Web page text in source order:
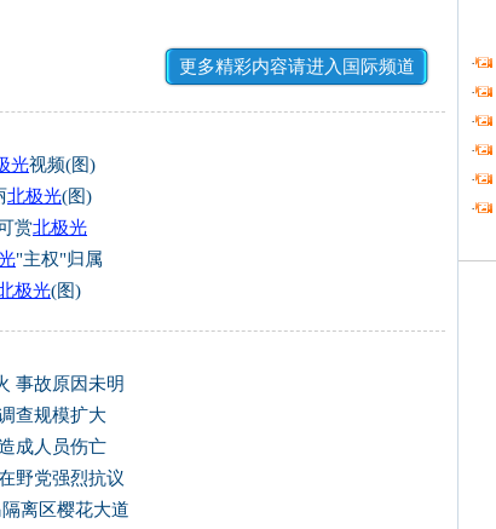
更多精彩内容请进入国际频道
光视频(图)
北极光(图)
赏北极光
"主权"归属
极光(图)
事故原因未明
查规模扩大
成人员伤亡
野党强烈抗议
离区樱花大道
·
·
·
·
·
·